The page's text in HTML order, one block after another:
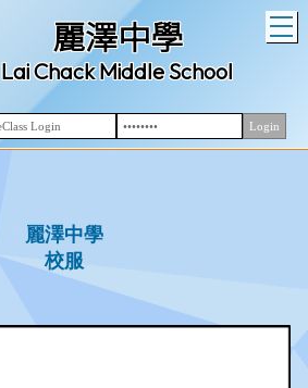
麗澤中學
Lai Chack Middle School